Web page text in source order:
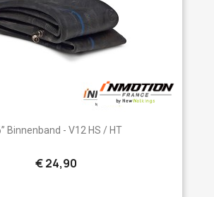
Binnenband - V12 HS / HT
€ 24,90